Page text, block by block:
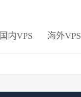
国内VPS 海外VPS